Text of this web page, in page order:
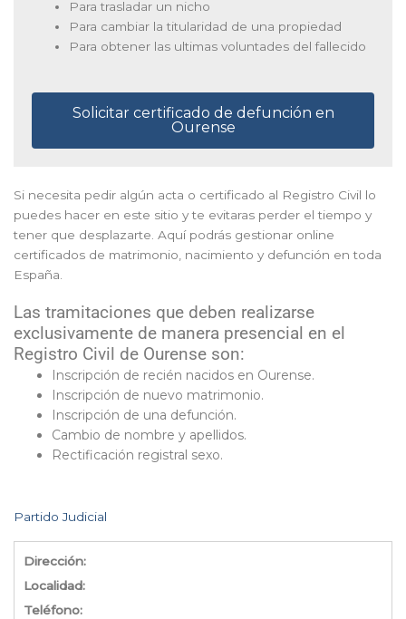
Para trasladar un nicho
Para cambiar la titularidad de una propiedad
Para obtener las ultimas voluntades del fallecido
Solicitar certificado de defunción en
Ourense
Si necesita pedir algún acta o certificado al Registro Civil lo
puedes hacer en este sitio y te evitaras perder el tiempo y
tener que desplazarte. Aquí podrás gestionar online
certificados de matrimonio, nacimiento y defunción en toda
España.
Las tramitaciones que deben realizarse
exclusivamente de manera presencial en el
Registro Civil de Ourense son:
Inscripción de recién nacidos en Ourense.
Inscripción de nuevo matrimonio.
Inscripción de una defunción.
Cambio de nombre y apellidos.
Rectificación registral sexo.
Partido Judicial
Dirección:
Localidad:
Teléfono: